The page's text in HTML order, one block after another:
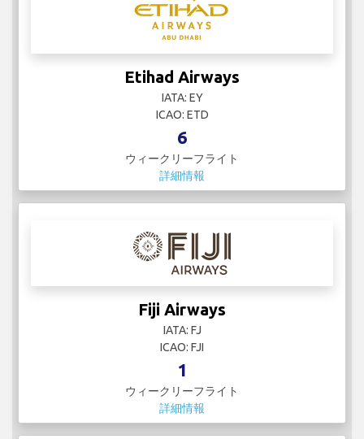
Etihad Airways
IATA: EY
ICAO: ETD
6
ウィークリーフライト
詳細情報
Fiji Airways
IATA: FJ
ICAO: FJI
1
ウィークリーフライト
詳細情報